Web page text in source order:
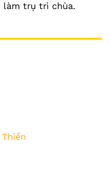
làm trụ trì chùa.